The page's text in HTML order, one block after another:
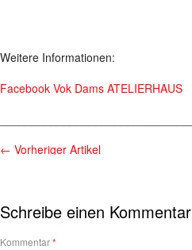
Weitere Informationen:
Facebook Vok Dams ATELIERHAUS
← Vorheriger Artikel
Schreibe einen Kommentar
Kommentar*